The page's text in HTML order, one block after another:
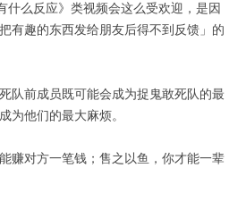
什么反应》类视频会这么受欢迎，是因
有趣的东西发给朋友后得不到反馈」的
队前成员既可能会成为捉鬼敢死队的最
为他们的最大麻烦。
赚对方一笔钱；售之以鱼，你才能一辈